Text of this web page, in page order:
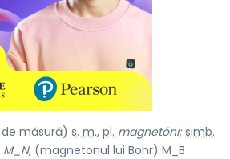
măsură) s. m., pl. magnetóni; simb.
M_N, (magnetonul lui Bohr) M_B